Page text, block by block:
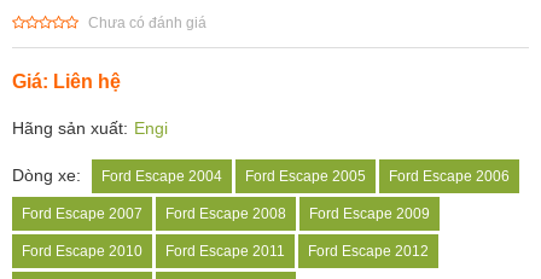
Chưa có đánh giá
Giá: Liên hệ
Hãng sản xuất: Engi
Dòng xe: Ford Escape 2004 Ford Escape 2005 Ford Escape 2006
Ford Escape 2007 Ford Escape 2008 Ford Escape 2009
Ford Escape 2010 Ford Escape 2011 Ford Escape 2012